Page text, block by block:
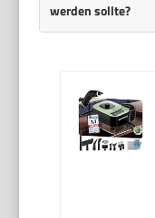
werden sollte?